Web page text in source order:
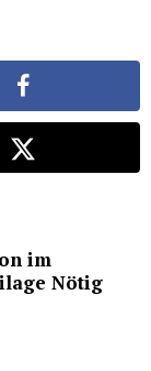
im
Nötig